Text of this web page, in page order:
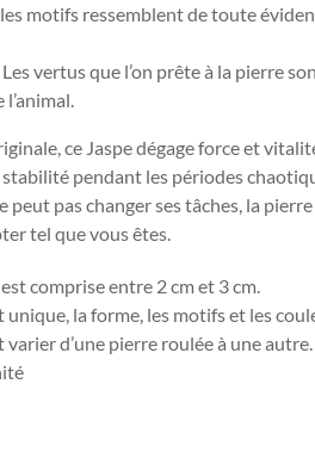
motifs ressemblent de toute
Les vertus que l’on prête à la pierre
ce Jaspe dégage force et
pendant les périodes
peut pas changer ses tâches, la
tel que vous êtes.
compriseentre 2 cm et 3 cm.
la forme, les motifs et les
d’une pierre roulée à une autre.